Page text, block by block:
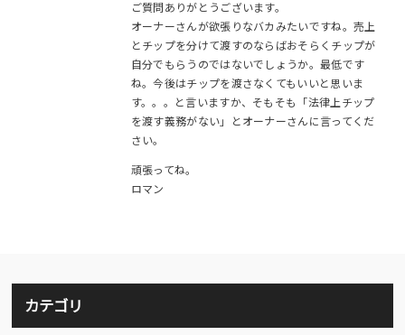
ご質問ありがとうございます。
オーナーさんが欲張りなバカみたいですね。売上
とチップを分けて渡すのならばおそらくチップが
自分でもらうのではないでしょうか。最低です
ね。今後はチップを渡さなくてもいいと思いま
す。。。と言いますか、そもそも「法律上チップ
を渡す義務がない」とオーナーさんに言ってくだ
さい。
頑張ってね。
ロマン
カテゴリ